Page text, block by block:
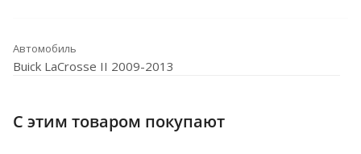
Автомобиль
Buick LaCrosse II 2009-2013
С этим товаром покупают